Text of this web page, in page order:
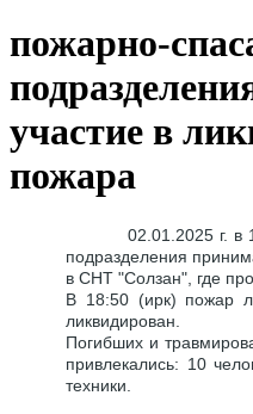
пожарно-
участие в
пожара
02.01.2025 г. в
подразделения
в СНТ "Солзан", где
В 18:50 (ирк) пожар
ликвидирован.
Погибших и
привлекались: 10
техники.